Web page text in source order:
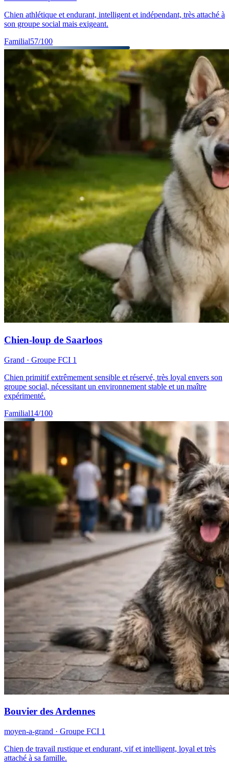
Chien athlétique et endurant, intelligent et indépendant, très attaché à
son groupe social mais exigeant.
Familial57/100
Chien-loup de Saarloos
Grand · Groupe FCI 1
Chien primitif extrêmement sensible et réservé, très loyal envers son
groupe social, nécessitant un environnement stable et un maître
expérimenté.
Familial14/100
Bouvier des Ardennes
moyen-a-grand · Groupe FCI 1
Chien de travail rustique et endurant, vif et intelligent, loyal et très
attaché à sa famille.